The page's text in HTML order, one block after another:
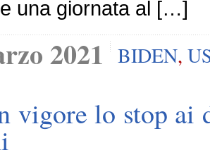
una giornata al […]
2021 BIDEN,
vigore lo stop ai